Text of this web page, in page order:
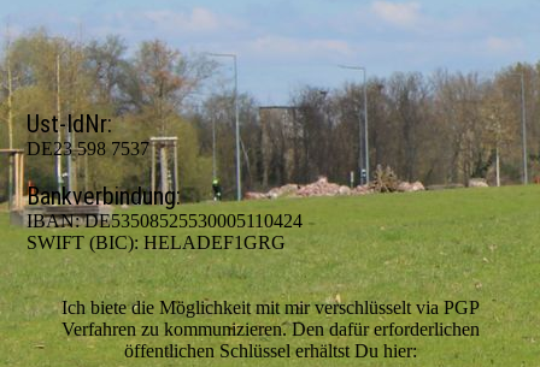
Ust-IdNr:
DE23 598 7537
Bankverbindung:
IBAN: DE53508525530005110424
SWIFT (BIC): HELADEF1GRG
Ich biete die Möglichkeit mit mir verschlüsselt via PGP
Verfahren zu kommunizieren. Den dafür erforderlichen
öffentlichen Schlüssel erhältst Du hier: